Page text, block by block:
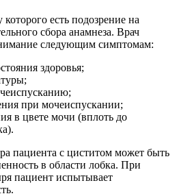
есть подозрение на
сбора анамнеза. Врач
следующим симптомам:
здоровья;
при мочеиспускании;
в цвете мочи (вплоть до
пациента с циститом может быть
в области лобка. При
пациент испытывает